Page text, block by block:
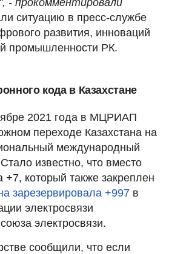
ситуацию в пресс-службе
развития, инноваций
промышленности РК.
кода в Казахстане
2021 года в МЦРИАП
переходе Казахстана на
международный
известно, что вместо
+7, который также закреплен
зарезервировала +997 в
электросвязи
электросвязи.
сообщили, что если